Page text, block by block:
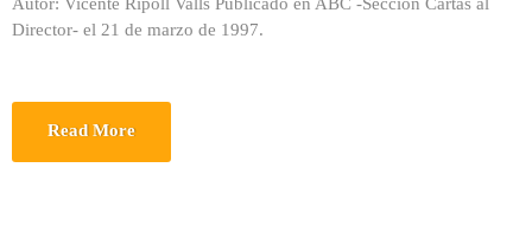
Director- el 21 de marzo de 1997.
Read More